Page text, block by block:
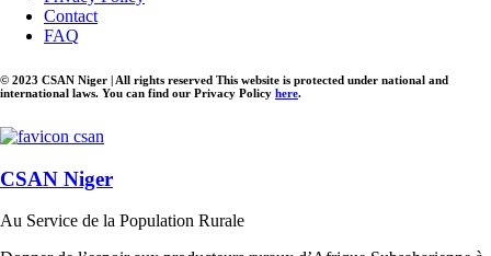
Contact
FAQ
© 2023 CSAN Niger | All rights reserved This website is protected under national and
international laws. You can find our Privacy Policy here.
CSAN Niger
Au Service de la Population Rurale